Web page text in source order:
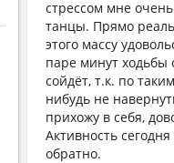
стрессом мне
танцы. Прямо
этого массу
паре минут ходьбы
сойдёт, т.к. по
нибудь не
прихожу в себя,
Активность
обратно.